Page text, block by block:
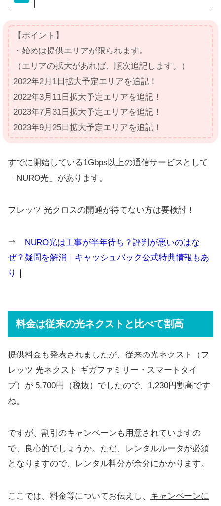
【ポイント】
・始めは提供エリアが限られます。
（エリアの拡大があれば、順次追記します。）
2022年2月1日拡大予定エリアを追記！
2022年3月11日拡大予定エリアを追記！
2023年7月31日拡大予定エリアを追記！
2023年9月25日拡大予定エリアを追記！
すでに開始している1Gbps以上の通信サービスとして
「NURO光」があります。
フレッツ 光クロスの開通が待てない方は要検討！
⇒ NURO光は工事が半年待ち？評判が悪いのはな
ぜ？疑問を解消｜キャッシュバック公式特典情報もあ
り｜
料金は従来の光ネクストと比べて割高
提供料金も発表されましたが、従来の光ネクスト（フ
レッツ 光ネクスト ギガファミリー・スマートタイ
プ）が 5,700円（税抜）でしたので、1,230円割高です
ね。
ですが、割引のキャンペーンも用意されていますの
で、良心的でしょうか。ただ、レンタルルータが必須
となりますので、レンタル料分が余分にかかります。
ここでは、料金等についてお伝えし、 キャンペーンに